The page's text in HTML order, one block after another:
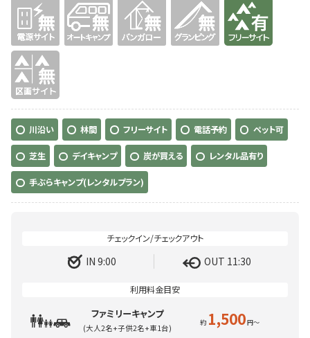
無 無 有り
無
川沿い 林間 フリーサイト 電話予約 ペット可
芝生 デイキャンプ 炭が買える レンタル品有り
手ぶらキャンプ(レンタルプラン)
IN 9:00 OUT 11:30
ファミリーキャンプ
(大人2名+子供2名+車1台) 1,500